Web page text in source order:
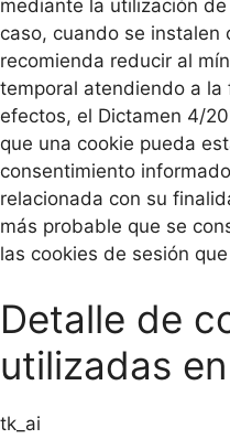
mediante la utilización
caso, cuando se instalen
recomienda reducir al
temporal atendiendo a
efectos, el Dictamen 4/
que una cookie pueda
consentimiento
relacionada con su
más probable que se
las cookies de sesión
Detalle de
utilizadas
tk_ai